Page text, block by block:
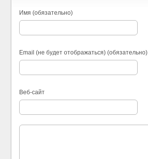
Имя (обязательно)
Email (не будет отображаться) (обязательно)
Веб-сайт